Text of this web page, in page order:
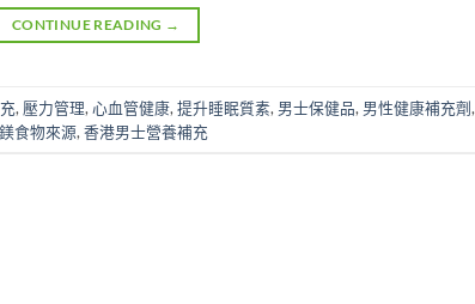
CONTINUE READING →
, 壓力管理, 心血管健康, 提升睡眠質素, 男士保健品, 男性健康補充劑,
鎂食物來源, 香港男士營養補充